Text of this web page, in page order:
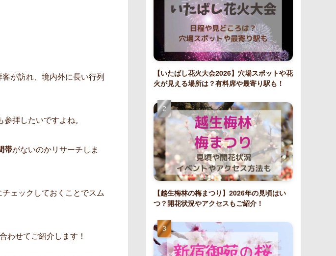
が訪れ、境内外に長い行列
拝したいですよね。
帯がないのかリサーチしま
ェックしておくことでスム
わせてご紹介します！
【いたばし花火大会2026】穴場スポットや花
火が見える場所は？有料席や最寄り駅も！
【越生梅林の梅まつり】2026年の見頃はい
つ？開花状況やアクセスもご紹介！